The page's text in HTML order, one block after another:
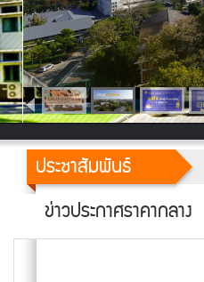
ประชาสัมพันธ์
ข่าวประกาศราคากลาง